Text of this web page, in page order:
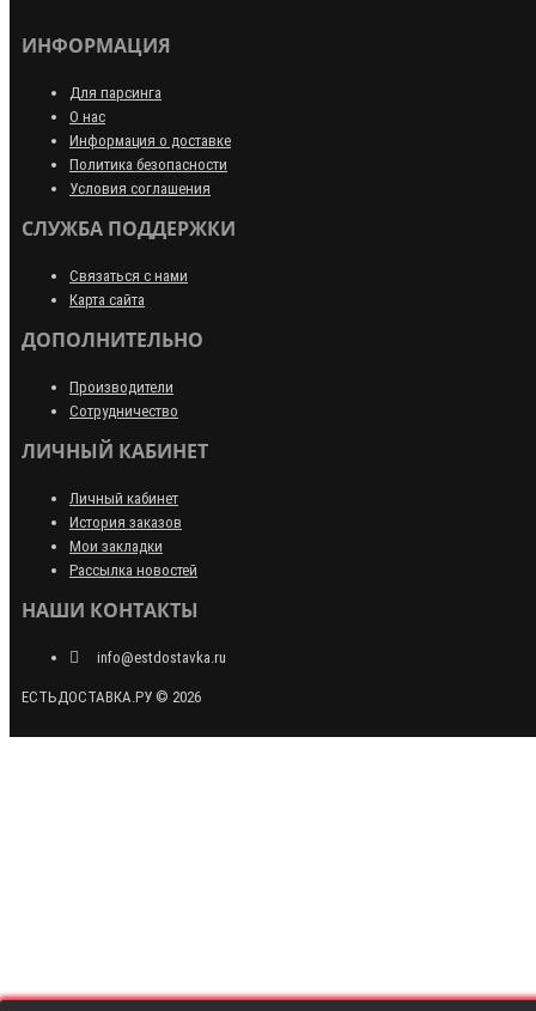
ИНФОРМАЦИЯ
Для парсинга
О нас
Информация о доставке
Политика безопасности
Условия соглашения
СЛУЖБА ПОДДЕРЖКИ
Связаться с нами
Карта сайта
ДОПОЛНИТЕЛЬНО
Производители
Сотрудничество
ЛИЧНЫЙ КАБИНЕТ
Личный кабинет
История заказов
Мои закладки
Рассылка новостей
НАШИ КОНТАКТЫ
info@estdostavka.ru
ЕСТЬДОСТАВКА.РУ © 2026